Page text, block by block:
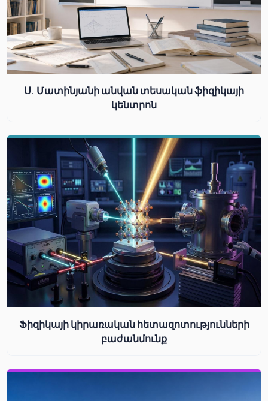
Ս. Մատինյանի անվան տեսական ֆիզիկայի
կենտրոն
Ֆիզիկայի կիրառական հետազոտությունների
բաժանմունք